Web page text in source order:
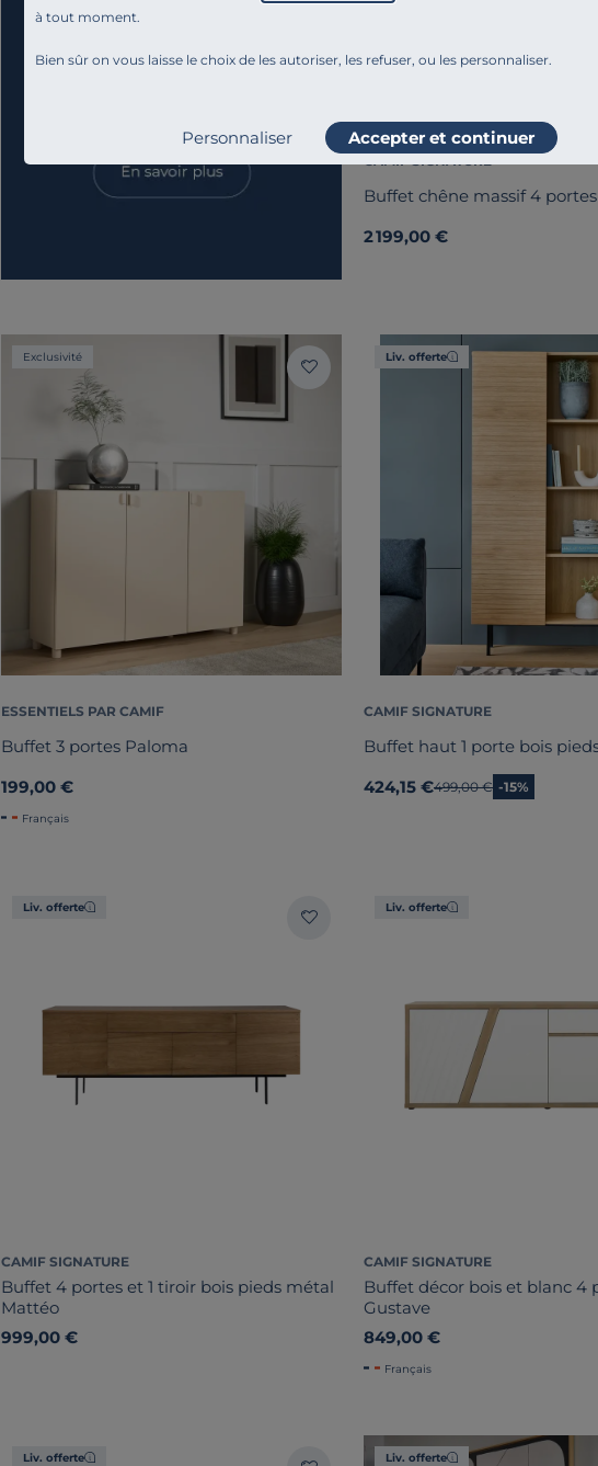
à tout moment.
Bien sûr on vous laisse le choix de les autoriser, les refuser, ou les personnaliser.
Personnaliser Accepter et continuer
Buffet chêne massif 4
2 199,00 €
Exclusivité
ESSENTIELS PAR CAMIF
Buffet 3 portes Paloma
199,00 €
Français
Liv. offerte
CAMIF SIGNATURE
Buffet haut 1 porte bois
424,15 €Ancien prix
499,00 € -15%
Liv. offerte
CAMIF SIGNATURE
Buffet 4 portes et 1 tiroir bois pieds métal
Mattéo
999,00 €
Liv. offerte
CAMIF SIGNATURE
Buffet décor bois et blanc 4
Gustave
849,00 €
Français
Liv. offerte Liv. offerte